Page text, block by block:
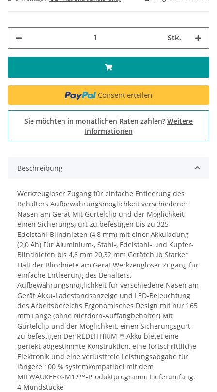
Stk.
Consent erteilen
Sie möchten in monatlichen Raten zahlen? Weitere
Informationen
Beschreibung
Werkzeugloser Zugang für einfache Entleerung des
Behälters Aufbewahrungsmöglichkeit verschiedener
Nasen am Gerät Mit Gürtelclip und der Möglichkeit,
einen Sicherungsgurt zu befestigen Bis zu 325
Edelstahl-Blindnieten (4,8 mm) mit einer Akkuladung
(2,0 Ah) Für Aluminium-, Stahl-, Edelstahl- und Kupfer-
Blindnieten bis 4,8 mm 20,32 mm Gerätehub Starker
Halt der Blindniete am Gerät Werkzeugloser Zugang für
einfache Entleerung des Behälters.
Aufbewahrungsmöglichkeit für verschiedene Nasen am
Gerät Akku-Ladestandsanzeige und LED-Beleuchtung
des Arbeitsbereichs Ergonomisches Design mit nur 165
mm Länge (ohne Nietdorn-Auffangbehälter) Mit
Gürtelclip und der Möglichkeit, einen Sicherungsgurt
zu befestigen Der REDLITHIUM™-Akku bietet eine
perfekt abgestimmte Konstruktion, eine fortschrittliche
Elektronik und eine verlustfreie Leistungsabgabe für
längere 100 % systemkompatibel mit dem
MILWAUKEE®-M12™-Produktprogramm Lieferumfang:
4 Mundstücke